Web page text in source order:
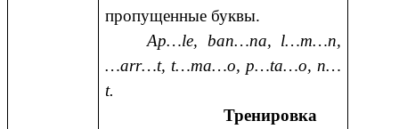
пропущенные буквы.
Ap…le, ban…na, l…m…n,
…arr…t, t…ma…o, p…ta…o, n…
t.
Тренировка